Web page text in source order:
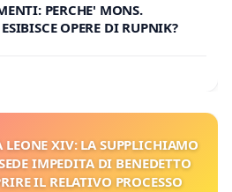
PERCHE' MONS.
OPERE DI RUPNIK?
LEONE XIV: LA SUPPLICHIAMO
IMPEDITA DI BENEDETTO
IL RELATIVO PROCESSO